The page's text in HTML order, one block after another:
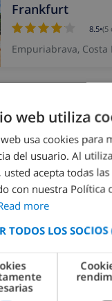
Frankfurt
8.5•(5
Empuriabrava, Costa
web utiliza
usa cookies para
del usuario. Al
acepta todas
con nuestra Política
more
TODOS LOS SOCIOS